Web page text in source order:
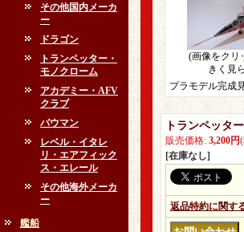
その他国内メーカ
ー
ドラゴン
トランペッター・
モノクローム
アカデミー・AFV
クラブ
バウマン
レベル・イタレ
リ・エアフィック
ス・エレール
その他海外メーカ
ー
艦船
(画像をクリ
きく見
プラモデル完成見
トランペッタ
販売価格: 3,200円
[在庫なし]
返品特約に関す